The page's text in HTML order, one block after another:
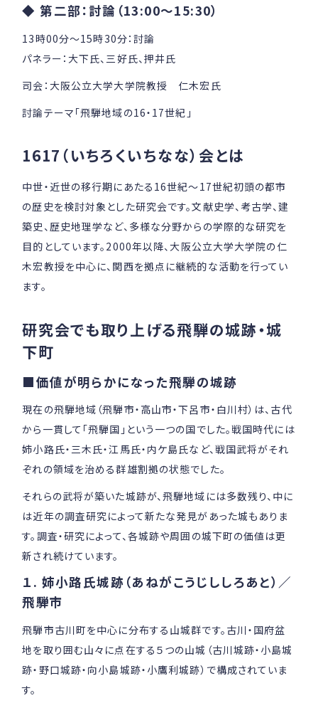
◆ 第二部：討論（13:00～15:30）
13時00分～15時30分：討論
パネラー：大下氏、三好氏、押井氏
司会：大阪公立大学大学院教授 仁木宏氏
討論テーマ「飛騨地域の16・17世紀」
1617（いちろくいちなな）会とは
中世・近世の移行期にあたる16世紀～17世紀初頭の都市
の歴史を検討対象とした研究会です。文献史学、考古学、建
築史、歴史地理学など、多様な分野からの学際的な研究を
目的としています。2000年以降、大阪公立大学大学院の仁
木宏教授を中心に、関西を拠点に継続的な活動を行ってい
ます。
研究会でも取り上げる飛騨の城跡・城
下町
■価値が明らかになった飛騨の城跡
現在の飛騨地域（飛騨市・高山市・下呂市・白川村）は、古代
から一貫して「飛騨国」という一つの国でした。戦国時代には
姉小路氏・三木氏・江馬氏・内ケ島氏など、戦国武将がそれ
ぞれの領域を治める群雄割拠の状態でした。
それらの武将が築いた城跡が、飛騨地域には多数残り、中に
は近年の調査研究によって新たな発見があった城もありま
す。調査・研究によって、各城跡や周囲の城下町の価値は更
新され続けています。
１. 姉小路氏城跡（あねがこうじししろあと）／
飛騨市
飛騨市古川町を中心に分布する山城群です。古川・国府盆
地を取り囲む山々に点在する５つの山城（古川城跡・小島城
跡・野口城跡・向小島城跡・小鷹利城跡）で構成されていま
す。